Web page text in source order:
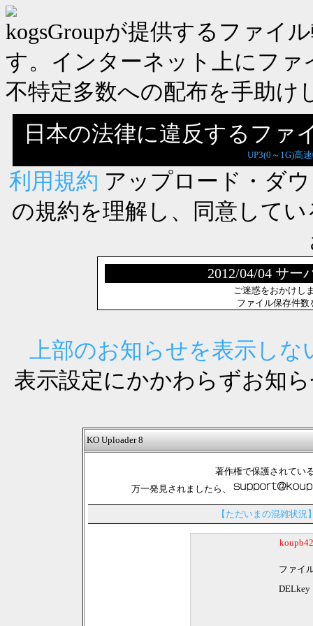
kogsGroupが提供するファイ
す。インターネット上にフ
不特定多数への配布を手助け
日本の法律に違反するファ
UP3(0～1G)高
利用規約 アップロード・ダ
の規約を理解し、同意して
2012/04/04 サー
ご迷惑をおかけし
ファイル保存件
上部のお知らせを表示しな
表示設定にかかわらずお知
KO Uploader 8
著作権で保護されてい
万一発見されましたら、
【ただいまの混雑状況
ファイ
DELkey